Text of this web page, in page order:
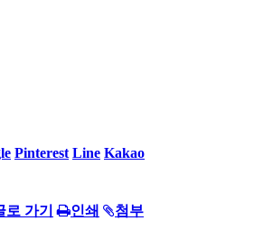
Pinterest Line Kakao
로 가기 인쇄
첨부